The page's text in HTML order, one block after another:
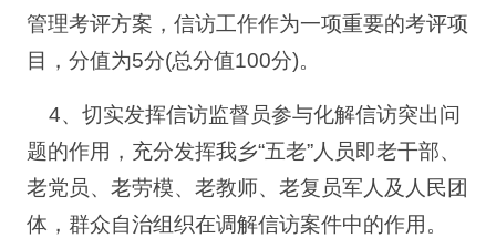
管理考评方案，信访工作作为一项重要的考评项
目，分值为5分(总分值100分)。
4、切实发挥信访监督员参与化解信访突出问
题的作用，充分发挥我乡“五老”人员即老干部、
老党员、老劳模、老教师、老复员军人及人民团
体，群众自治组织在调解信访案件中的作用。